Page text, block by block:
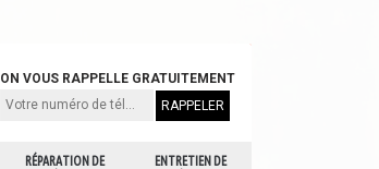
RÉPARATION DE
ENTRETIEN DE
ON VOUS RAPPELLE GRATUITEMENT